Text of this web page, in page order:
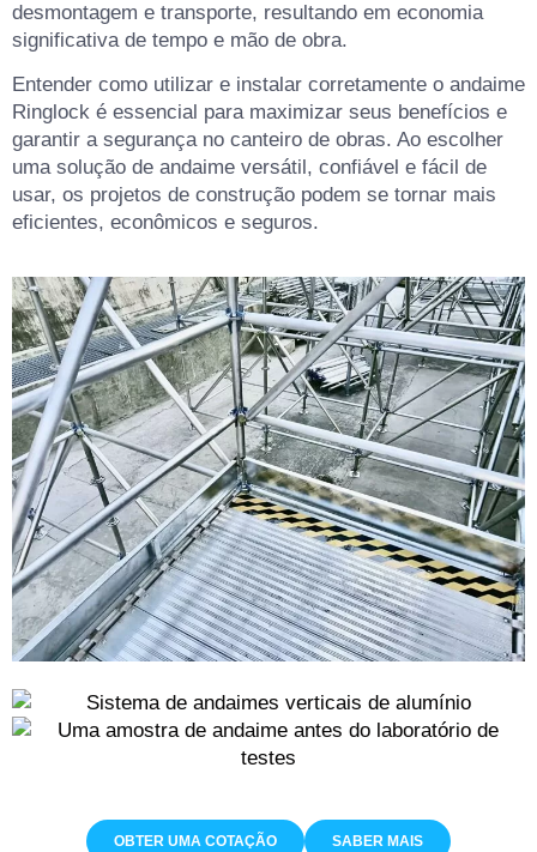
desmontagem e transporte, resultando em economia
significativa de tempo e mão de obra.
Entender como utilizar e instalar corretamente o andaime
Ringlock é essencial para maximizar seus benefícios e
garantir a segurança no canteiro de obras. Ao escolher
uma solução de andaime versátil, confiável e fácil de
usar, os projetos de construção podem se tornar mais
eficientes, econômicos e seguros.
OBTER UMA COTAÇÃO SABER MAIS